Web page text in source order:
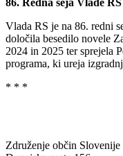
86. Redna seja Vlade RS
Vlada RS je na 86. redni
določila besedilo novele
2024 in 2025 ter sprejela
programa, ki ureja
* * *
Združenje občin Slovenije